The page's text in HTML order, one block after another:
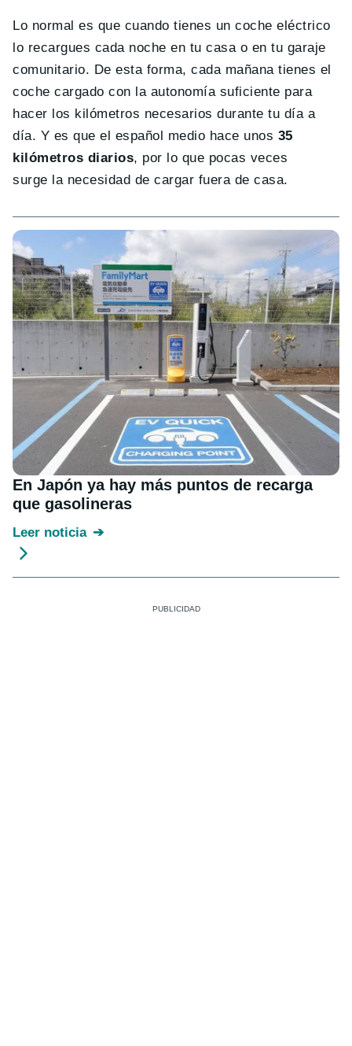
Lo normal es que cuando tienes un coche eléctrico
lo recargues cada noche en tu casa o en tu garaje
comunitario. De esta forma, cada mañana tienes el
coche cargado con la autonomía suficiente para
hacer los kilómetros necesarios durante tu día a
día. Y es que el español medio hace unos 35
kilómetros diarios, por lo que pocas veces
surge la necesidad de cargar fuera de casa.
En Japón ya hay más puntos de recarga
que gasolineras
Leer noticia